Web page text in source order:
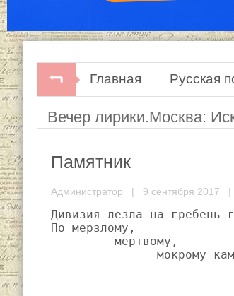
Главная Русская
Вечер лирики.Москва:
Памятник
Администратор | 9 сентября 2017 |
Дивизия лезла на гребень
По мерзлому,
         мертвому,
мокрому